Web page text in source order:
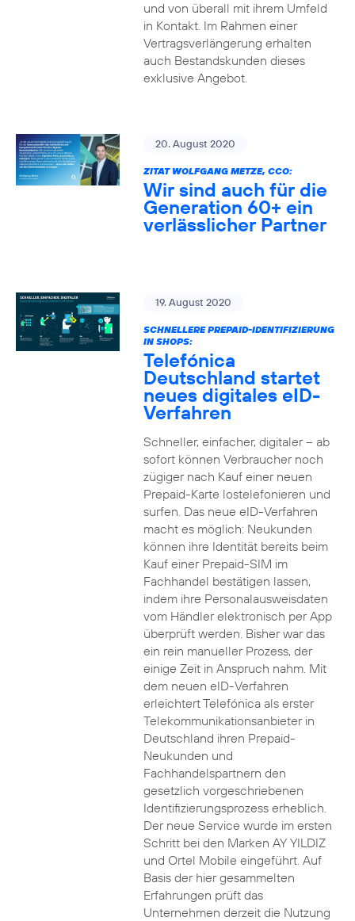
und von überall mit ihrem Umfeld
in Kontakt. Im Rahmen einer
Vertragsverlängerung erhalten
auch Bestandskunden dieses
exklusive Angebot.
20. August 2020
ZITAT WOLFGANG METZE, CCO:
Wir sind auch für die
Generation 60+ ein
verlässlicher Partner
19. August 2020
SCHNELLERE PREPAID-IDENTIFIZIERUNG
IN SHOPS:
Telefónica
Deutschland startet
neues digitales eID-
Verfahren
Schneller, einfacher, digitaler – ab
sofort können Verbraucher noch
zügiger nach Kauf einer neuen
Prepaid-Karte lostelefonieren und
surfen. Das neue eID-Verfahren
macht es möglich: Neukunden
können ihre Identität bereits beim
Kauf einer Prepaid-SIM im
Fachhandel bestätigen lassen,
indem ihre Personalausweisdaten
vom Händler elektronisch per App
überprüft werden. Bisher war das
ein rein manueller Prozess, der
einige Zeit in Anspruch nahm. Mit
dem neuen eID-Verfahren
erleichtert Telefónica als erster
Telekommunikationsanbieter in
Deutschland ihren Prepaid-
Neukunden und
Fachhandelspartnern den
gesetzlich vorgeschriebenen
Identifizierungsprozess erheblich.
Der neue Service wurde im ersten
Schritt bei den Marken AY YILDIZ
und Ortel Mobile eingeführt. Auf
Basis der hier gesammelten
Erfahrungen prüft das
Unternehmen derzeit die Nutzung